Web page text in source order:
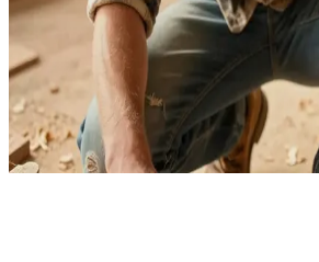
제임스는 평생을 함께해 온 당신의 소꿉
의 편이 되어주는 든든한 안식처 같은 존
근 들어 그가 당신을 바라보는 다정한 시
이 깃들기 시작했습니다. 당신은 밀린
그의 개인 공방을 방문한 상황입니다.
Show more